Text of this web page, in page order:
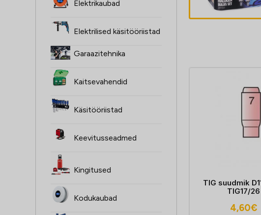
Elektrikaubad
Elektrilised käsitööriistad
Garaazitehnika
Kaitsevahendid
Käsitööriistad
Keevitusseadmed
Kingitused
Kodukaubad
HOMOLOGACJA
TIG suudmik
TIG17/26
4,60€